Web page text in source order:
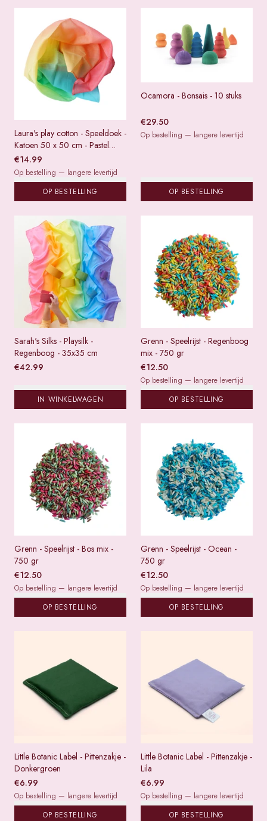
Laura's play cotton - Speeldoek -
Katoen 50 x 50 cm - Pastel
regenboog
€14.99
Op bestelling — langere levertijd
OP BESTELLING
Ocamora - Bonsais - 10 stuks
€29.50
Op bestelling — langere levertijd
OP BESTELLING
Sarah's Silks - Playsilk -
Regenboog - 35x35 cm
€42.99
IN WINKELWAGEN
Grenn - Speelrijst - Regenboog
mix - 750 gr
€12.50
Op bestelling — langere levertijd
OP BESTELLING
Grenn - Speelrijst - Bos mix -
750 gr
€12.50
Op bestelling — langere levertijd
OP BESTELLING
Grenn - Speelrijst - Ocean -
750 gr
€12.50
Op bestelling — langere levertijd
OP BESTELLING
Little Botanic Label - Pittenzakje -
Donkergroen
€6.99
Op bestelling — langere levertijd
OP BESTELLING
Little Botanic Label - Pittenzakje -
Lila
€6.99
Op bestelling — langere levertijd
OP BESTELLING